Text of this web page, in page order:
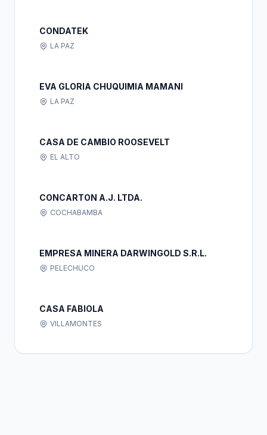
CONDATEK
LA PAZ
EVA GLORIA CHUQUIMIA MAMANI
LA PAZ
CASA DE CAMBIO ROOSEVELT
EL ALTO
CONCARTON A.J. LTDA.
COCHABAMBA
EMPRESA MINERA DARWINGOLD S.R.L.
PELECHUCO
CASA FABIOLA
VILLAMONTES